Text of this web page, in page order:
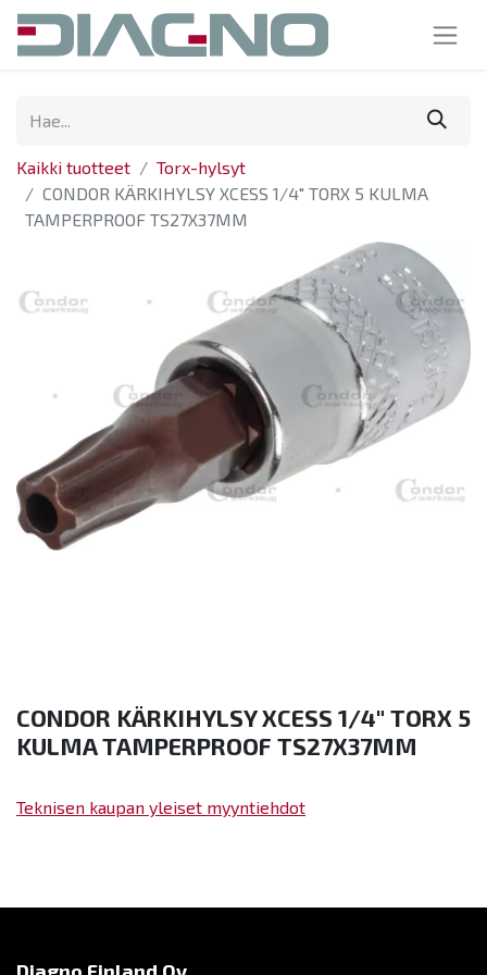
Kaikki tuotteet
Torx-hylsyt
CONDOR KÄRKIHYLSY XCESS 1/4" TORX 5 KULMA
TAMPERPROOF TS27X37MM
CONDOR KÄRKIHYLSY XCESS 1/4" TORX 5
KULMA TAMPERPROOF TS27X37MM
Teknisen kaupan yleiset myyntiehdot